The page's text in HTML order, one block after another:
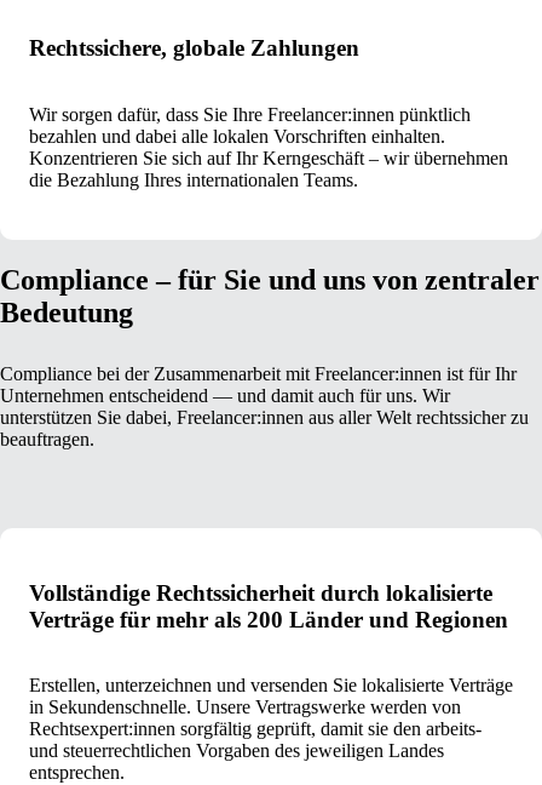
Rechtssichere, globale Zahlungen
Wir sorgen dafür, dass Sie Ihre Freelancer:innen pünktlich
bezahlen und dabei alle lokalen Vorschriften einhalten.
Konzentrieren Sie sich auf Ihr Kerngeschäft – wir übernehmen
die Bezahlung Ihres internationalen Teams.
Compliance – für Sie und uns von zentraler
Bedeutung
Compliance bei der Zusammenarbeit mit Freelancer:innen ist für Ihr
Unternehmen entscheidend — und damit auch für uns. Wir
unterstützen Sie dabei, Freelancer:innen aus aller Welt rechtssicher zu
beauftragen.
Vollständige Rechtssicherheit durch lokalisierte
Verträge für mehr als 200 Länder und Regionen
Erstellen, unterzeichnen und versenden Sie lokalisierte Verträge
in Sekundenschnelle. Unsere Vertragswerke werden von
Rechtsexpert:innen sorgfältig geprüft, damit sie den arbeits-
und steuerrechtlichen Vorgaben des jeweiligen Landes
entsprechen.